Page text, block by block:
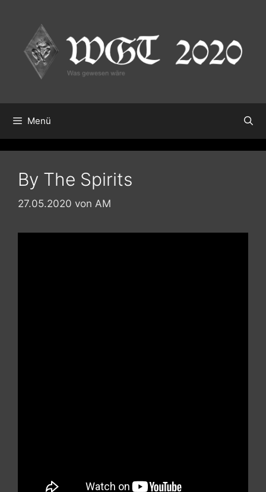
springen
Menü
By The Spirits
27.05.2020 von AM